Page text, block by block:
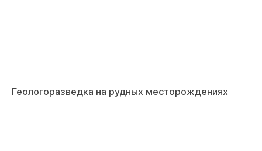
Геологоразведка на рудных месторождениях